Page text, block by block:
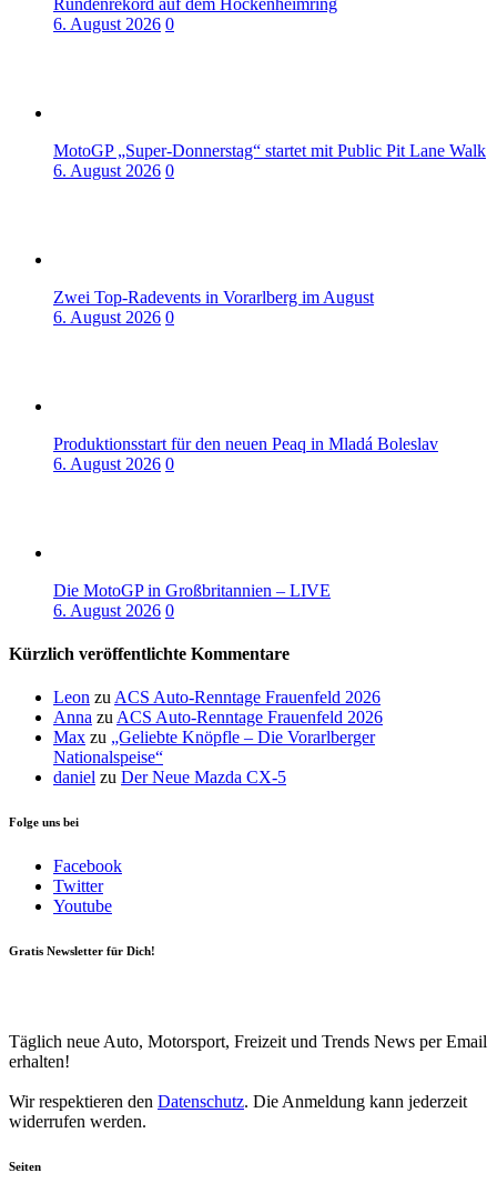
Rundenrekord auf dem Hockenheimring
6. August 2026 0
MotoGP „Super-Donnerstag“ startet mit Public Pit Lane Walk
6. August 2026 0
Zwei Top-Radevents in Vorarlberg im August
6. August 2026 0
Produktionsstart für den neuen Peaq in Mladá Boleslav
6. August 2026 0
Die MotoGP in Großbritannien – LIVE
6. August 2026 0
Kürzlich veröffentlichte Kommentare
Leon zuACS Auto-Renntage Frauenfeld 2026
Anna zuACS Auto-Renntage Frauenfeld 2026
Max zu „Geliebte Knöpfle – Die Vorarlberger
Nationalspeise“
daniel zu Der Neue Mazda CX-5
Folge uns bei
Facebook
Twitter
Youtube
Gratis Newsletter für Dich!
Täglich neue Auto, Motorsport, Freizeit und Trends News per Email
erhalten!
Wir respektieren den Datenschutz. Die Anmeldung kann jederzeit
widerrufen werden.
Seiten